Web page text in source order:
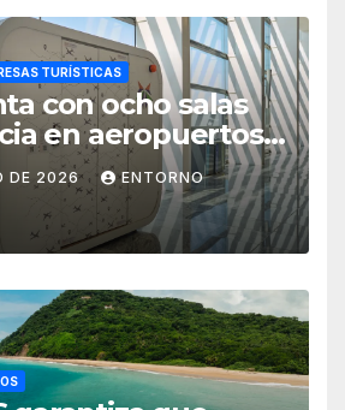
TURÍSTICAS
con ocho salas
en aeropuertos
DE 2026 ENTORNO